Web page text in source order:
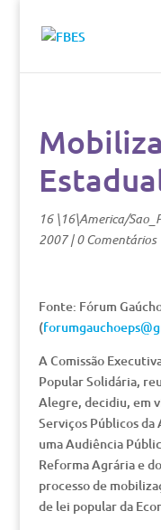
16 \16\America/
2007|0 Comentários
Fonte: Fórum
(
A Comissão
Popular Solidária,
Alegre, decidiu, em
Serviços Públicos
uma Audiência
Reforma Agrária e
processo de
de lei popular da